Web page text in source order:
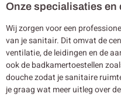
Onze specialisaties en
Wij zorgen voor een
van je sanitair. Dit omvat de
ventilatie, de leidingen en de
ook de badkamertoestellen
douche zodat je sanitaire
je graag wat meer uitleg over